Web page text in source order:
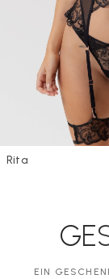
Rita
EIN